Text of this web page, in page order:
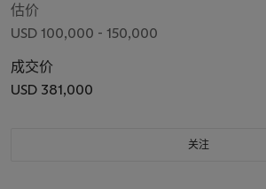
估价
USD 100,000 - 150,000
成交价
USD 381,000
关注